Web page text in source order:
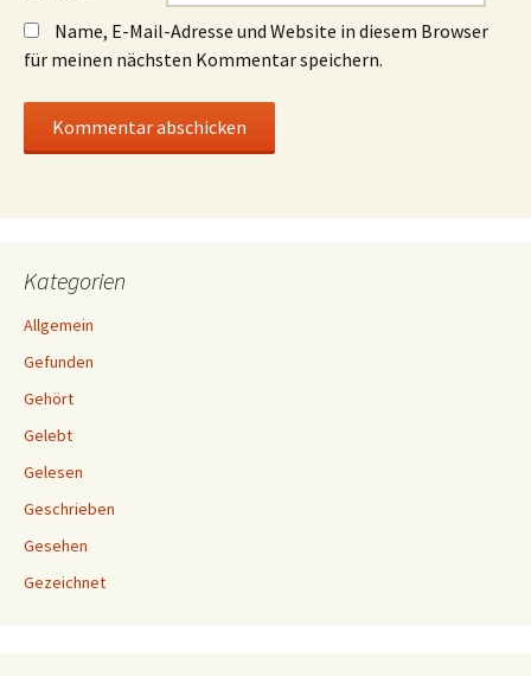
Name, E-Mail-Adresse und Website in diesem Browser
für meinen nächsten Kommentar speichern.
Kategorien
Allgemein
Gefunden
Gehört
Gelebt
Gelesen
Geschrieben
Gesehen
Gezeichnet